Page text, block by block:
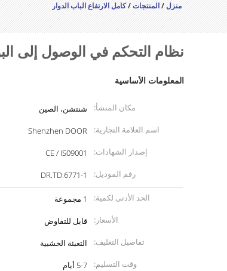
منزل/المنتجات/كامل الارتفاع الباب الدوار
نظام التحكم في الوصول إلى البوابة
المعلومات الأساسية
مكان المنشأ:
شنتشن، الصين
اسم العلامة التجارية:
Shenzhen DOOR
إصدار الشهادات:
CE / IS09001
رقم الموديل:
DR.TD.6771-1
الحد الأدنى لكمية:
1 مجموعة
الأسعار:
قابل للتفاوض
تفاصيل التغليف:
التعبئة الخشبية
وقت التسليم:
5-7 أيام